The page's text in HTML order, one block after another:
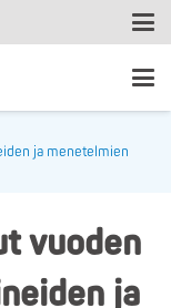
ja menetelmien
vuoden
ja